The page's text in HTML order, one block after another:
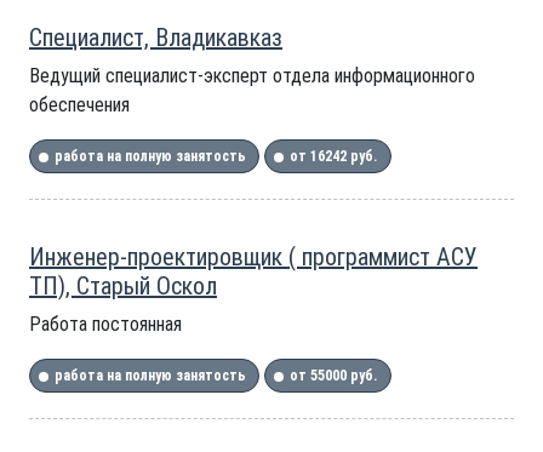
Специалист, Владикавказ
Ведущий специалист-эксперт отдела информационного
обеспечения
работа на полную занятость от 16242 руб.
Инженер-проектировщик ( программист АСУ
ТП), Старый Оскол
Работа постоянная
работа на полную занятость от 55000 руб.